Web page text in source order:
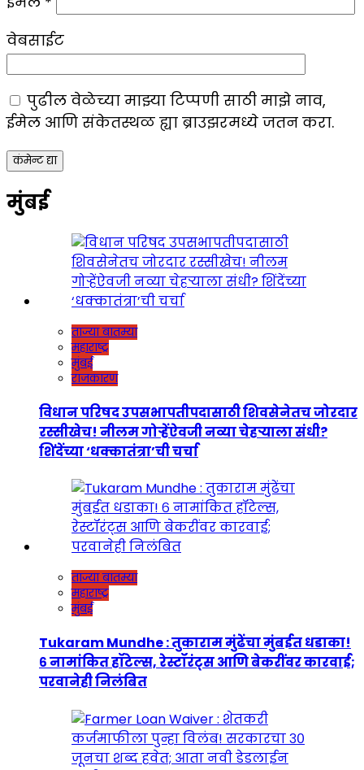
वेबसाईट
पुढील वेळेच्या माझ्या टिप्पणी साठी माझे नाव,
ईमेल आणि संकेतस्थळ ह्या ब्राउझरमध्ये जतन करा.
मुंबई
ताज्या बातम्या
महाराष्ट्र
मुंबई
राजकारण
विधान परिषद उपसभापतीपदासाठी शिवसेनेतच जोरदार
रस्सीखेच! नीलम गोऱ्हेंऐवजी नव्या चेहऱ्याला संधी?
शिंदेंच्या ‘धक्कातंत्रा’ची चर्चा
ताज्या बातम्या
महाराष्ट्र
मुंबई
Tukaram Mundhe : तुकाराम मुंढेंचा मुंबईत धडाका!
६ नामांकित हॉटेल्स, रेस्टॉरंट्स आणि बेकरींवर कारवाई;
परवानेही निलंबित